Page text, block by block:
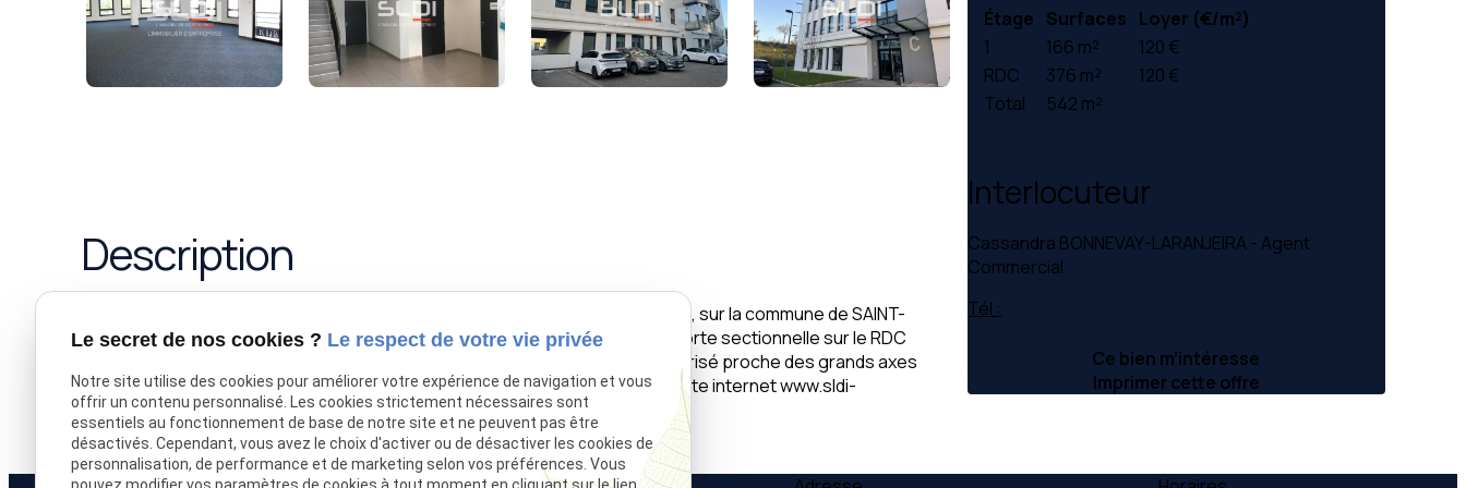
Description
Nous vous proposons à la location des surfaces de bureaux de bon standing, sur la commune de SAINT-
PRIEST, qui vous offriront un bel environnement de travail. Possibilité d'une porte sectionnelle sur le RDC
pour du petit stockage. Ces biens sont situés au sein d' un parc clos et sécurisé proche des grands axes
routiers aux portes de Lyon. Découvrez l'ensemble de nos offres sur notre site internet www.sldi-
immobilier.com
Étage Surfaces Loyer (€/m²)
1
166 m²
120 €
RDC
376 m²
120 €
Total
542 m²
Interlocuteur
Cassandra BONNEVAY-LARANJEIRA - Agent
Commercial
Tél :
Ce bien m’intéresse
Imprimer cette offre
Le secret de nos cookies ? Le respect de votre vie privée
Notre site utilise des cookies pour améliorer votre expérience de navigation et vous
offrir un contenu personnalisé. Les cookies strictement nécessaires sont
essentiels au fonctionnement de base de notre site et ne peuvent pas être
désactivés. Cependant, vous avez le choix d'activer ou de désactiver les cookies de
personnalisation, de performance et de marketing selon vos préférences. Vous